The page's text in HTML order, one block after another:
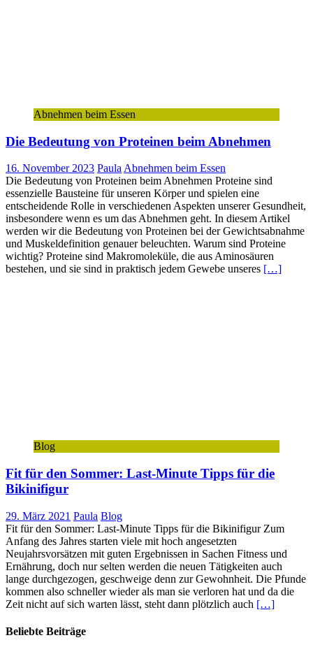
Abnehmen beim Essen
Die Bedeutung von Proteinen beim Abnehmen
16. November 2023 Paula Abnehmen beim Essen
Die Bedeutung von Proteinen beim Abnehmen Proteine sind
essenzielle Bausteine für unseren Körper und spielen eine
entscheidende Rolle in verschiedenen Aspekten unserer Gesundheit,
insbesondere wenn es um das Abnehmen geht. In diesem Artikel
werden wir die Bedeutung von Proteinen bei der Gewichtsabnahme
und Muskeldefinition genauer beleuchten. Warum sind Proteine
wichtig? Proteine sind Makromoleküle, die aus Aminosäuren
bestehen, und sie sind in praktisch jedem Gewebe unseres […]
Blog
Fit für den Sommer: Last-Minute Tipps für die
Bikinifigur
29. März 2021 Paula Blog
Fit für den Sommer: Last-Minute Tipps für die Bikinifigur Zum
Anfang des Jahres starten viele mit hoch angesetzten
Neujahrsvorsätzen mit guten Ergebnissen in Sachen Fitness und
Ernährung, doch nur selten werden die neuen Tätigkeiten auch
lange durchgezogen, geschweige denn zur Gewohnheit. Die Pfunde
kommen also schneller wieder als man sie verloren hat und da die
Zeit nicht auf sich warten lässt, steht dann plötzlich auch […]
Beliebte Beiträge